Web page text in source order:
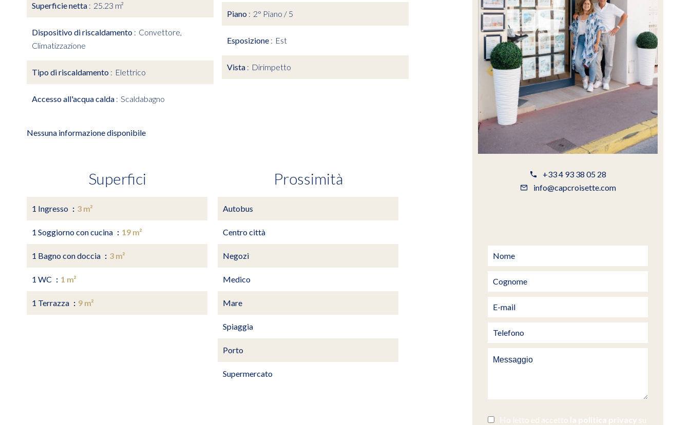
Superficie netta 25.23 m²
Dispositivo di riscaldamento
Convettore,
Climatizzazione
Tipo di riscaldamento Elettrico
Accesso all'acqua calda Scaldabagno
Piano 2° Piano / 5
Esposizione Est
Vista Dirimpetto
Nessuna informazione disponibile
Superfici
1 Ingresso 3 m²
1 Soggiorno con cucina 19 m²
1 Bagno con doccia 3 m²
1 WC 1 m²
1 Terrazza 9 m²
Prossimità
Autobus
Centro città
Negozi
Medico
Mare
Spiaggia
Porto
Supermercato
+33 4 93 38 05 28
info@capcroisette.com
Ho letto ed accetto la politica privacy su